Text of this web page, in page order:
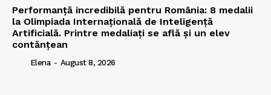
Performanță incredibilă pentru România: 8 medalii
la Olimpiada Internațională de Inteligență
Artificială. Printre medaliați se află și un elev
contănțean
Elena - August 8, 2026